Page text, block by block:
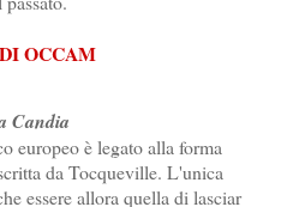
OCCAM
Candia
europeo è legato alla forma
da Tocqueville. L'unica
essere allora quella di lasciar